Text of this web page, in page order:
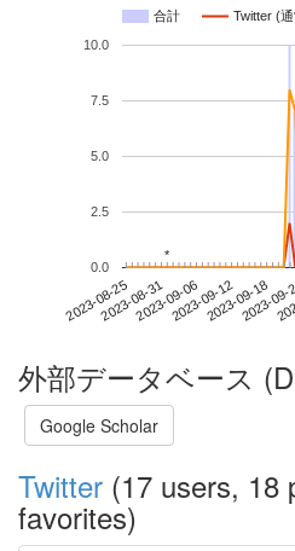
合計 Twitter (
2023-08-252023-08-312023-09-062023-09-122023-09-18
2023-
0.0
2.5
5.0
7.5
10.0
**
外部データベース
Google Scholar
Twitter (17 users, 18
favorites)